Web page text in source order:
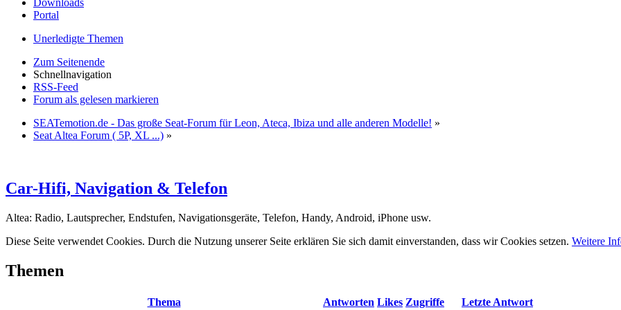
Downloads
Portal
Unerledigte Themen
Zum Seitenende
Schnellnavigation
RSS-Feed
Forum als gelesen markieren
SEATemotion.de - Das große Seat-Forum für Leon, Ateca, Ibiza und alle anderen Modelle! »
Seat Altea Forum ( 5P, XL ...) »
Car-Hifi, Navigation & Telefon
Altea: Radio, Lautsprecher, Endstufen, Navigationsgeräte, Telefon, Handy, Android, iPhone usw.
Diese Seite verwendet Cookies. Durch die Nutzung unserer Seite erklären Sie sich damit einverstanden, dass wir Cookies setzen. Weitere
Themen
Thema Antworten Likes Zugriffe Letzte Antwort